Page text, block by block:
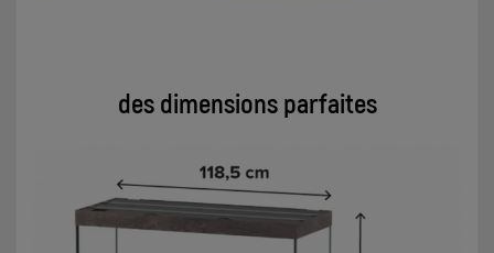
des dimensions parfaites